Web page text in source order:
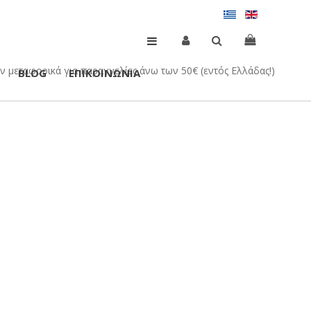
μεταφορικά για παραγγελίες άνω των 50€ (εντός Ελλάδας!)
BLOG ΕΠΙΚΟΙΝΩΝΙΑ